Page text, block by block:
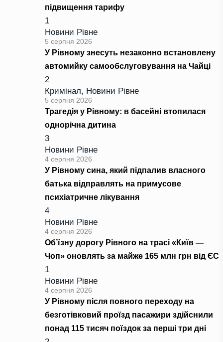
підвищення тарифу
1
Новини Рівне
5 серпня 2026
У Рівному знесуть незаконно встановлену
автомийку самообслуговування на Чайці
2
Кримінал, Новини Рівне
5 серпня 2026
Трагедія у Рівному: в басейні втопилася
однорічна дитина
3
Новини Рівне
4 серпня 2026
У Рівному сина, який підпалив власного
батька відправлять на примусове
психіатричне лікування
4
Новини Рівне
4 серпня 2026
Об’їзну дорогу Рівного на трасі «Київ —
Чоп» оновлять за майже 165 млн грн від ЄС
1
Новини Рівне
4 серпня 2026
У Рівному після повного переходу на
безготівковий проїзд пасажири здійснили
понад 115 тисяч поїздок за перші три дні